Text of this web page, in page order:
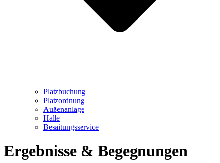
Platzbuchung
Platzordnung
Außenanlage
Halle
Besaitungsservice
Ergebnisse & Begegnungen